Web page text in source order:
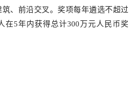
、前沿交叉。奖项每年遴选不超过
在5年内获得总计300万元人民币奖